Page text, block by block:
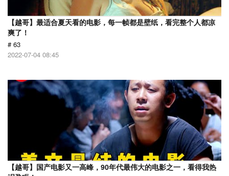
【越哥】最适合夏天看的电影，每一帧都是壁纸，看完整个人都凉
爽了！
# 63
2022-07-04 08:45
【越哥】国产电影又一高峰，90年代最伟大的电影之一，看得我热